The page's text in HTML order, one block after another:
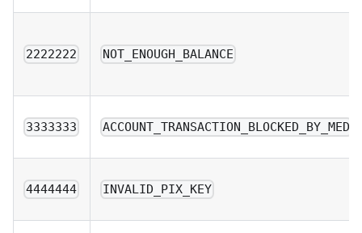
2222222 NOT_ENOUGH_BALANCE
3333333 ACCOUNT_TRANSACTION_BLOCKED_BY_MED
4444444 INVALID_PIX_KEY